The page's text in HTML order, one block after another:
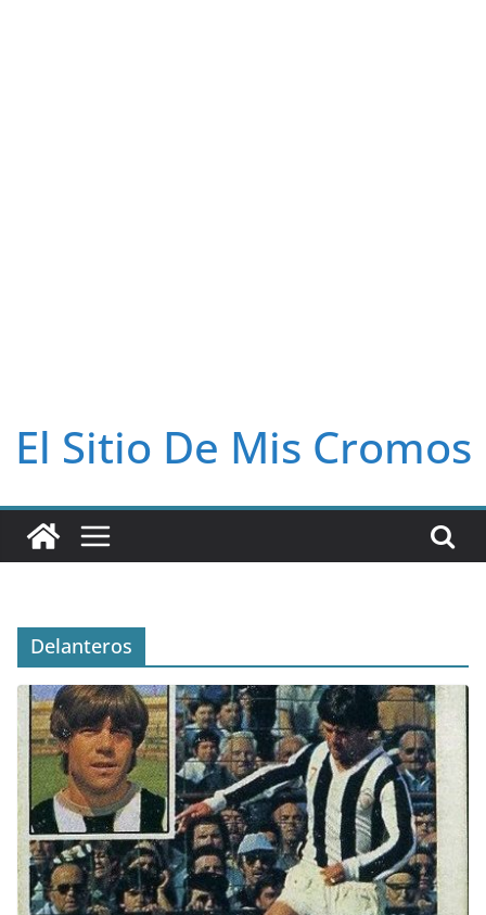
El Sitio De Mis Cromos
Delanteros